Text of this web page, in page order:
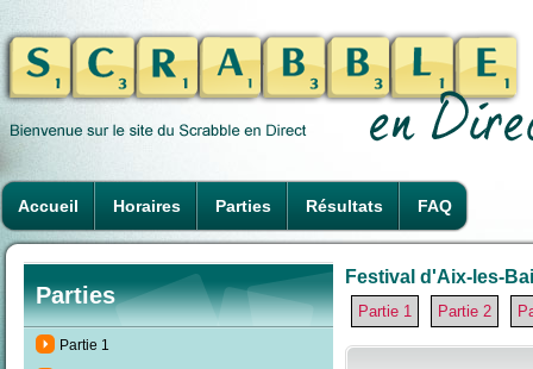
Accueil Horaires Parties Résultats FAQ
Parties
Partie 1
Festival d'Aix-les-
Partie 1 Partie 2